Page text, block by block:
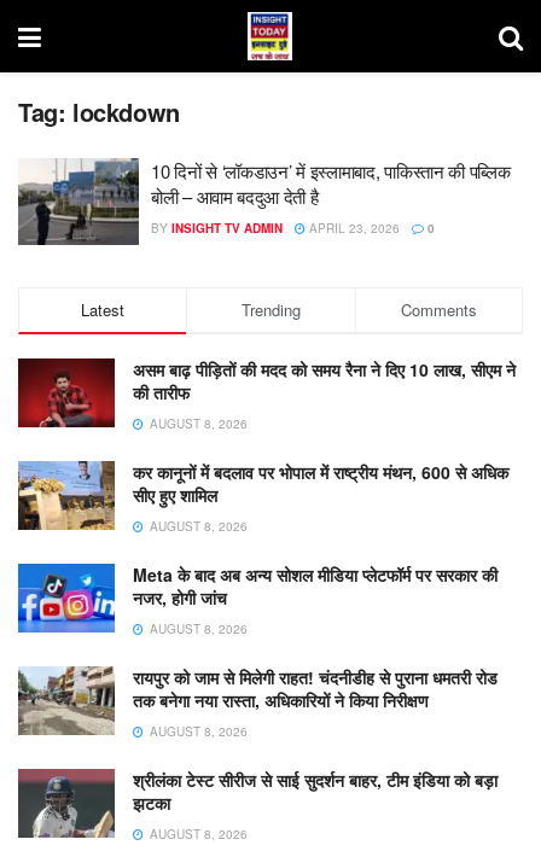
Tag: lockdown
10 दिनों से ‘लॉकडाउन’ में इस्लामाबाद, पाकिस्तान की पब्लिक
बोली – आवाम बददुआ देती है
BY INSIGHT TV ADMIN APRIL 23, 2026 0
Latest Trending Comments
असम बाढ़ पीड़ितों की मदद को समय रैना ने दिए 10 लाख, सीएम ने
की तारीफ
AUGUST 8, 2026
कर कानूनों में बदलाव पर भोपाल में राष्ट्रीय मंथन, 600 से अधिक
सीए हुए शामिल
AUGUST 8, 2026
Meta के बाद अब अन्य सोशल मीडिया प्लेटफॉर्म पर सरकार की
नजर, होगी जांच
AUGUST 8, 2026
रायपुर को जाम से मिलेगी राहत! चंदनीडीह से पुराना धमतरी रोड
तक बनेगा नया रास्ता, अधिकारियों ने किया निरीक्षण
AUGUST 8, 2026
श्रीलंका टेस्ट सीरीज से साई सुदर्शन बाहर, टीम इंडिया को बड़ा
झटका
AUGUST 8, 2026